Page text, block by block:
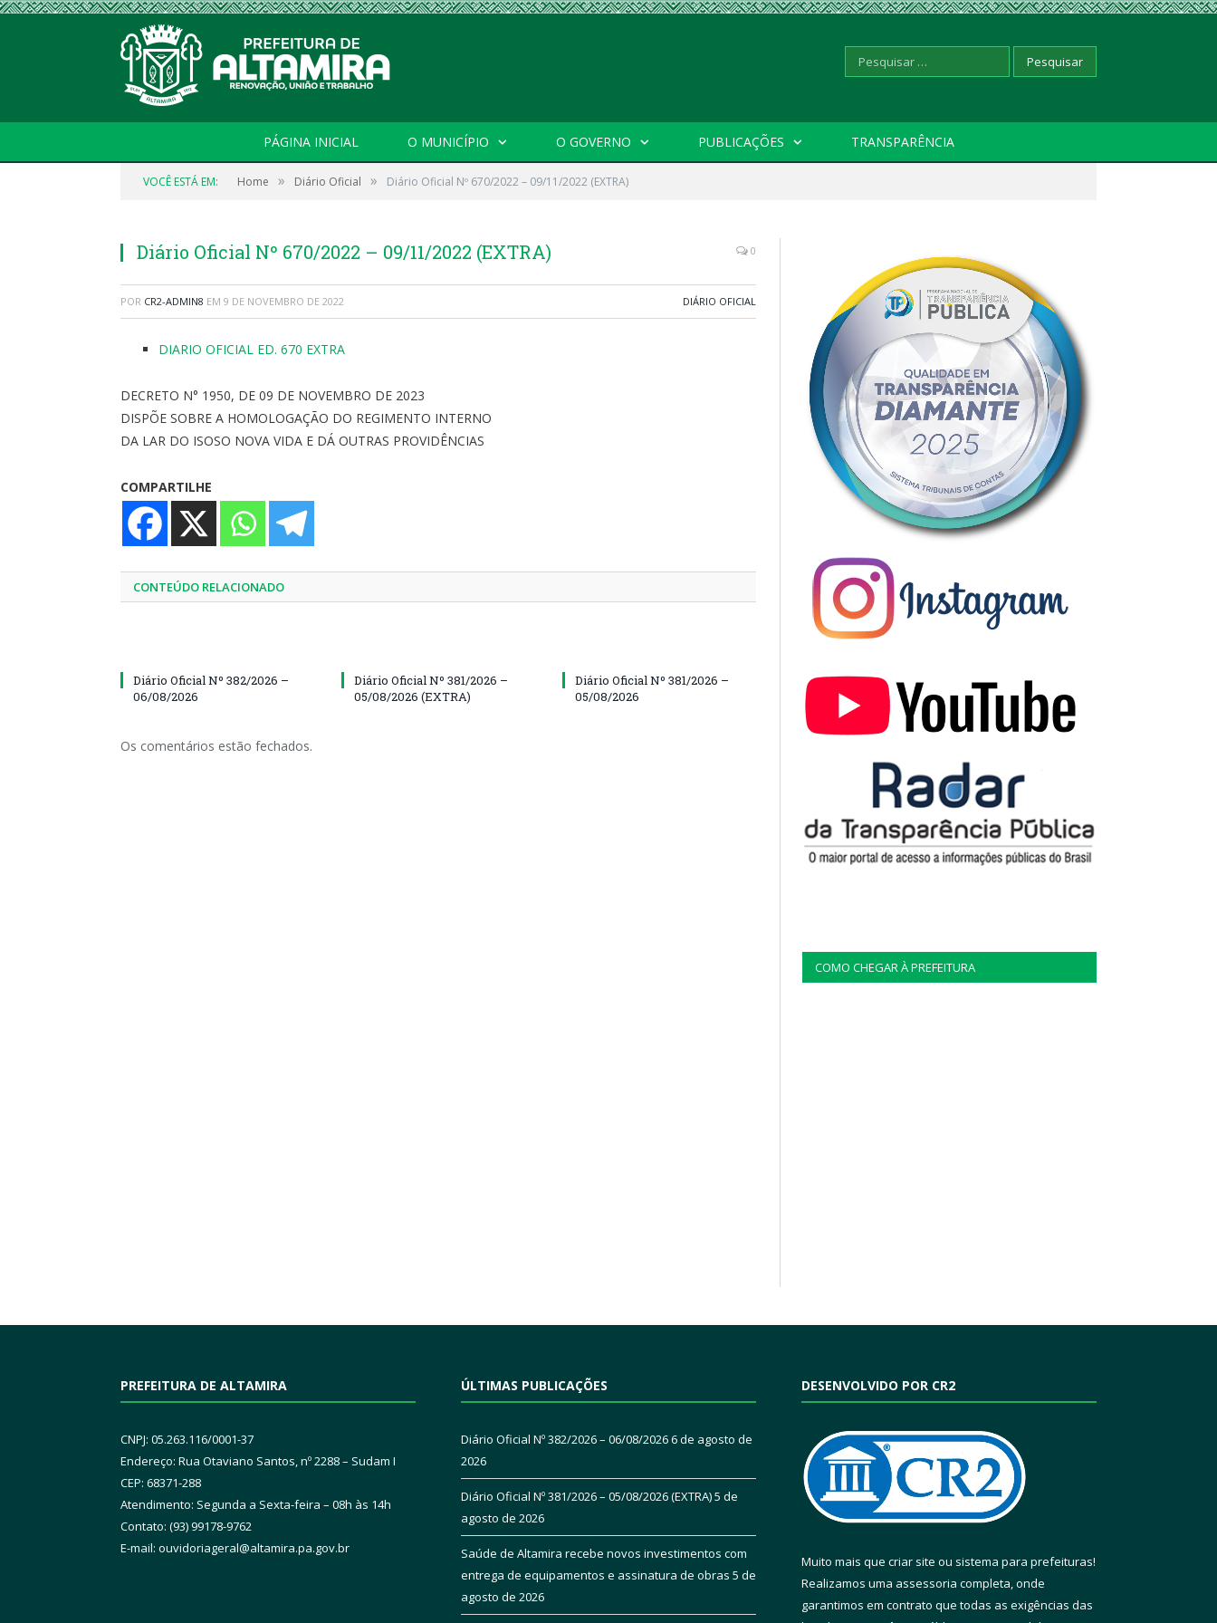
Pesquisar
PÁGINA INICIAL O MUNICÍPIO O GOVERNO PUBLICAÇÕES TRANSPARÊNCIA
VOCÊ ESTÁ EM: Home » Diário Oficial » Diário Oficial Nº 670/2022 – 09/11/2022 (EXTRA)
Diário Oficial Nº 670/2022 – 09/11/2022 (EXTRA) 0
POR CR2-ADMIN8 EM 9 DE NOVEMBRO DE 2022 DIÁRIO OFICIAL
DIARIO OFICIAL ED. 670 EXTRA
DECRETO N° 1950, DE 09 DE NOVEMBRO DE 2023
DISPÕE SOBRE A HOMOLOGAÇÃO DO REGIMENTO INTERNO
DA LAR DO ISOSO NOVA VIDA E DÁ OUTRAS PROVIDÊNCIAS
COMPARTILHE
CONTEÚDO RELACIONADO
Diário Oficial Nº 382/2026 –
06/08/2026
Diário Oficial Nº 381/2026 –
05/08/2026 (EXTRA)
Diário Oficial Nº 381/2026 –
05/08/2026
Os comentários estão fechados.
COMO CHEGAR À PREFEITURA
PREFEITURA DE ALTAMIRA
CNPJ: 05.263.116/0001-37
Endereço: Rua Otaviano Santos, nº 2288 – Sudam I
CEP: 68371-288
Atendimento: Segunda a Sexta-feira – 08h às 14h
Contato: (93) 99178-9762
E-mail: ouvidoriageral@altamira.pa.gov.br
ÚLTIMAS PUBLICAÇÕES
Diário Oficial Nº 382/2026 – 06/08/20266 de agosto de
2026
Diário Oficial Nº 381/2026 – 05/08/2026 (EXTRA)5 de
agosto de 2026
Saúde de Altamira recebe novos investimentos com
entrega de equipamentos e assinatura de obras 5 de
agosto de 2026
DESENVOLVIDO POR CR2
Muito mais que criar site ou sistema para prefeituras!
Realizamos uma assessoria completa, onde
garantimos em contrato que todas as exigências das